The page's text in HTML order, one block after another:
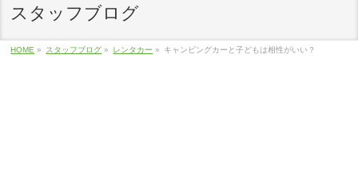
スタッフブログ
HOME » スタッフブログ » レンタカー » キャンピングカーと子どもは相性がいい？